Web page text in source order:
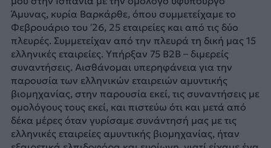
Άμυνας, κυρία Βαρκάρθε, όπου συμμετείχαμε το
Φεβρουάριο του ‘26, 25 εταιρείες και από τις δύο
πλευρές. Συμμετείχαν από την πλευρά τη δική μας 15
ελληνικές εταιρείες. Υπήρξαν 75 B2B – διμερείς
συναντήσεις. Αισθάνομαι υπερηφάνεια για την
παρουσία των ελληνικών εταιρειών αμυντικής
βιομηχανίας, στην παρουσία εκεί, τις συναντήσεις με
ομολόγους τους εκεί, και πιστεύω ότι και μετά από
δέκα μέρες όταν γυρίσαμε συνάντησή μας με τις
ελληνικές εταιρείες αμυντικής βιομηχανίας, ήταν